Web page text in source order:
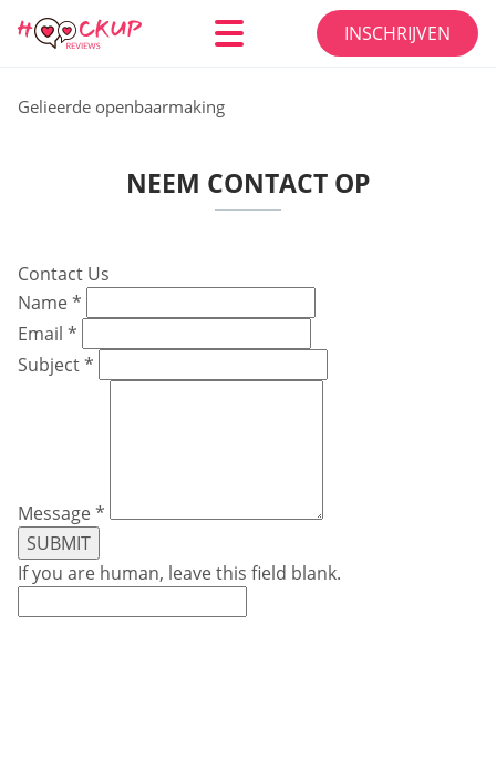
INSCHRIJVEN
Gelieerde openbaarmaking
NEEM CONTACT OP
Contact Us
Name*
Email *
Subject*
Message*
SUBMIT
If you are human, leave this field blank.